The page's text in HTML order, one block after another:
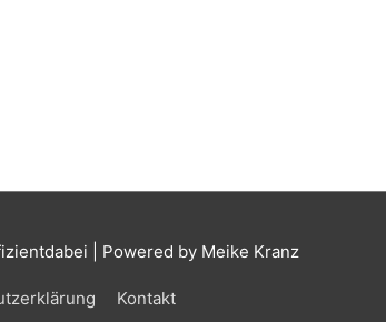
| Powered by Meike Kranz
Kontakt